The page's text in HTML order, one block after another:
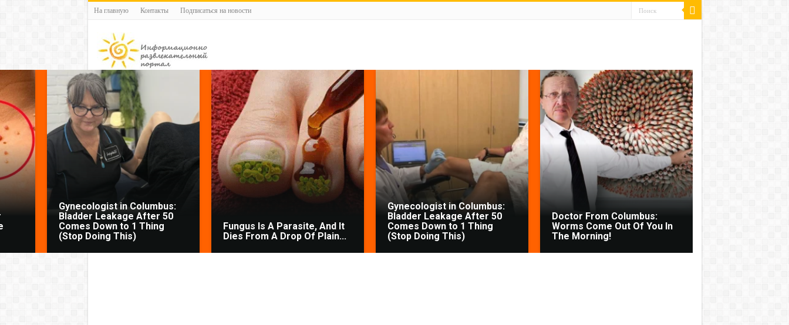
На главную Контакты Подписаться на новости
Gynecologist in Columbus:
Bladder Leakage After 50
Comes Down to 1 Thing
(Stop Doing This)
Fungus Is A Parasite, And It
Dies From A Drop Of Plain...
Gynecologist in Columbus:
Bladder Leakage After 50
Comes Down to 1 Thing
(Stop Doing This)
Doctor From Columbus:
Worms Come Out Of You In
The Morning!